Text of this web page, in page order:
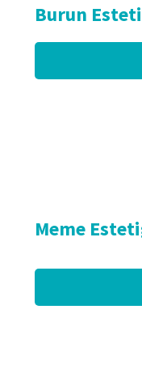
Burun
Meme